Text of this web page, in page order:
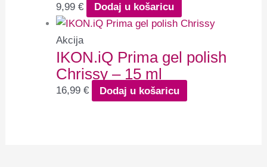
9,99€ Dodaj u košaricu
Akcija
IKON.iQ Prima gel polish
Chrissy – 15 ml
16,99€ Dodaj u košaricu